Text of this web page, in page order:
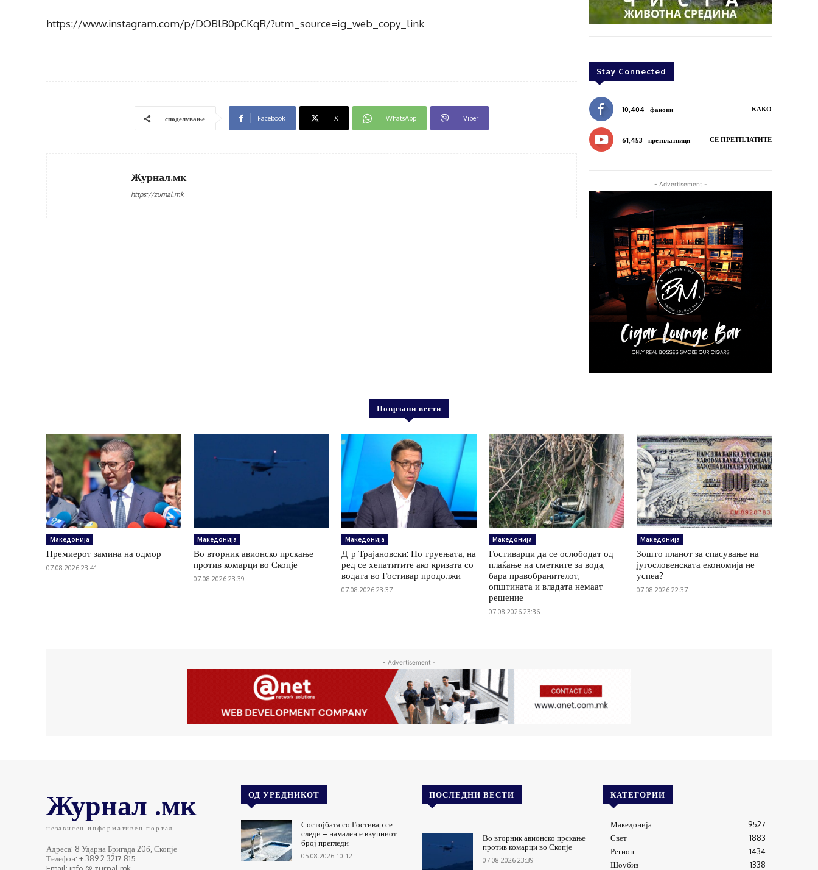
https://www.instagram.com/p/DOBlB0pCKqR/?utm_source=ig_web_copy_link
споделување Facebook X WhatsApp Viber
Журнал.мк
https://zurnal.mk
Stay Connected
10,404 фанови КАКО
61,453 претплатници СЕ ПРЕТПЛАТИТЕ
- Advertisement -
Поврзани вести
Македонија
Премиерот замина на одмор
07.08.2026 23:41
Македонија
Во вторник авионско прскање
против комарци во Скопје
07.08.2026 23:39
Македонија
Д-р Трајановски: По труењата, на
ред се хепатитите ако кризата со
водата во Гостивар продолжи
07.08.2026 23:37
Македонија
Гостиварци да се ослободат од
плаќање на сметките за вода,
бара правобранителот,
општината и владата немаат
решение
07.08.2026 23:36
Македонија
Зошто планот за спасување на
југословенската економија не
успеа?
07.08.2026 22:37
- Advertisement -
Журнал .мк
независен информативен портал
Адреса: 8 Ударна Бригада 20б, Скопје
Телефон: + 389 2 3217 815
ОД УРЕДНИКОТ
Состојбата со Гостивар се
следи – намален е вкупниот
број прегледи
05.08.2026 10:12
ПОСЛЕДНИ ВЕСТИ
Во вторник авионско прскање
против комарци во Скопје
07.08.2026 23:39
КАТЕГОРИИ
Македонија
9527
Свет
1883
Регион
1434
Шоубиз
1338